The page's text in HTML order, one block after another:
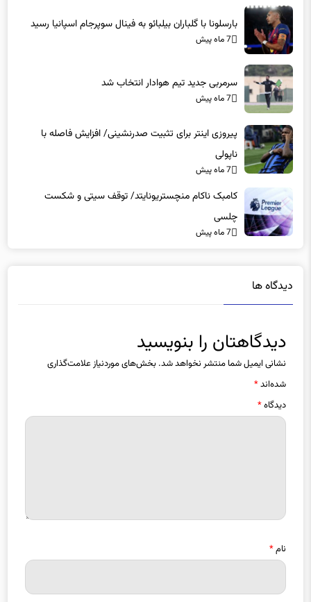
بارسلونا با گلباران بیلبائو به فینال سوپرجام اسپانیا رسید
7 ماه پیش
سرمربی جدید تیم هوادار انتخاب شد
7 ماه پیش
پیروزی اینتر برای تثبیت صدرنشینی/ افزایش فاصله با
ناپولی
7 ماه پیش
کامبک ناکام منچستریونایتد/ توقف سیتی و شکست
چلسی
7 ماه پیش
دیدگاه ها
دیدگاهتان را بنویسید
نشانی ایمیل شما منتشر نخواهد شد. بخش‌های موردنیاز علامت‌گذاری
شده‌اند*
دیدگاه*
نام*